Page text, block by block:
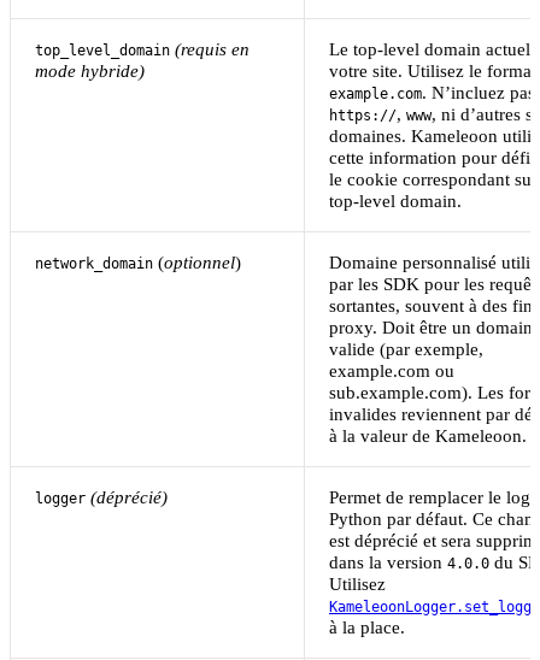
top_level_domain (requis en
mode hybride)
Le top-level domain actuel
votre site. Utilisez le format
example.com. N’incluez pas
https://, www, ni d’autres
domaines. Kameleoon
cette information pour
le cookie correspondant
top-level domain.
network_domain (optionnel)
Domaine personnalisé
par les SDK pour les
sortantes, souvent à des
proxy. Doit être un domaine
valide (par exemple,
example.com ou
sub.example.com). Les
invalides reviennent par
à la valeur de Kameleoon.
logger (déprécié)
Permet de remplacer le
Python par défaut. Ce
est déprécié et sera
dans la version 4.0.0 du
Utilisez
à la place.